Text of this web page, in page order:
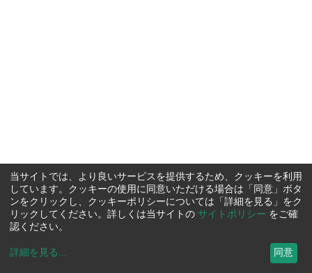
当サイトでは、より良いサービスを提供するため、クッキーを利用
しています。クッキーの使用に同意いただける場合は「同意」ボタ
ンをクリックし、クッキーポリシーについては「詳細を見る」をク
リックしてください。詳しくは当サイトの サイトポリシー をご確
認ください。
詳細を見る ... 同意